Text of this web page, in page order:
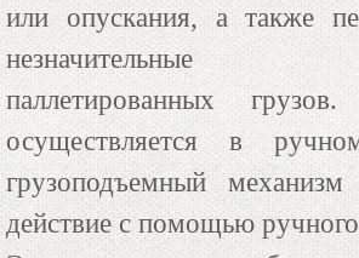
или опускания, а также
незначительные
паллетированных
осуществляется в
грузоподъемный
действие с помощью